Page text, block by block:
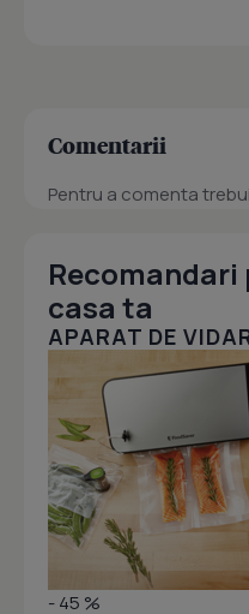
Comentarii
Pentru a comenta
casa ta
APARAT DE
- 45 %